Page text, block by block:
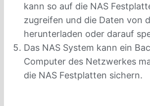
kann so auf die NAS
zugreifen und die Daten von
herunterladen oder darauf
Das NAS System kann ein
Computer des Netzwerkes
die NAS Festplatten sichern.